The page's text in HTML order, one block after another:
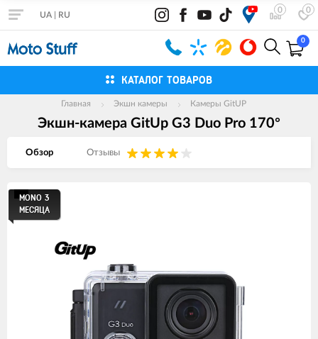
0 0
UA RU
0
КАТАЛОГ ТОВАРОВ
Главная Экшн камеры Камеры GitUP
Экшн-камера GitUp G3 Duo Pro 170°
Обзор Отзывы
Изображения
товаров
MONO 3
МЕСЯЦА